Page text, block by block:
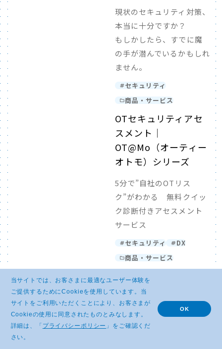
現状のセキュリティ対策、
本当に十分ですか？
もしかしたら、すでに魔
の手が潜んでいるかもしれ
ません。
セキュリティ
商品・サービス
OTセキュリティアセ
スメント｜
OT@Mo（オーティー
オトモ）シリーズ
5分で”自社のOTリス
ク”がわかる 無料クイッ
ク診断付きアセスメント
サービス
セキュリティ
DX
商品・サービス
ICT-24セキュリティ
オペレーションサービ
ス（ICT-24SOC）
ICT-24セキュリティオペ
当サイトでは、お客さまに最適なユーザー体験を
ご提供するためにCookieを使用しています。当
サイトをご利用いただくことにより、お客さまが
Cookieの使用に同意されたものとみなします。
詳細は、「 プライバシーポリシー 」をご確認くだ
さい。
OK